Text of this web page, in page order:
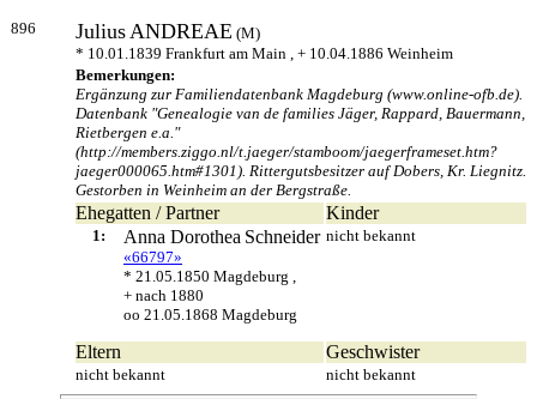
896 JuliusANDREAE (M)
* 10.01.1839 Frankfurt am Main , + 10.04.1886 Weinheim
Bemerkungen:
Ergänzung zur Familiendatenbank Magdeburg (www.online-ofb.de).
Datenbank "Genealogie van de families Jäger, Rappard, Bauermann,
Rietbergen e.a."
(http://members.ziggo.nl/t.jaeger/stamboom/jaegerframeset.htm?
jaeger000065.htm#1301). Rittergutsbesitzer auf Dobers, Kr. Liegnitz.
Gestorben in Weinheim an der Bergstraße.
Ehegatten / Partner Kinder
1: Anna Dorothea Schneider
«66797»
* 21.05.1850 Magdeburg ,
+ nach 1880
oo 21.05.1868 Magdeburg
nicht bekannt
Eltern Geschwister
nicht bekannt nicht bekannt